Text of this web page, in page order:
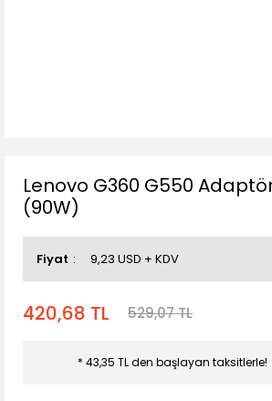
Lenovo G360 G550
(90W)
Fiyat 9,23 USD + KDV
420,68 TL 529,07 TL
* 43,35 TL den başlayan taksitlerle!